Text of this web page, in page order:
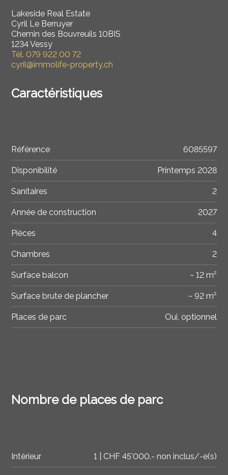
Lakeside Real Estate
Cyril Le Berruyer
Chemin des Bouvreuils 10BIS
1234 Vessy
Tél.079 922 00 72
cyril@immolife-property.ch
Caractéristiques
Référence 6085597
Disponibilité Printemps 2028
Sanitaires 2
Année de construction 2027
Pièces 4
Chambres 2
Surface balcon ~ 12 m²
Surface brute de plancher ~ 92 m²
Places de parc Oui, optionnel
Nombre de places de parc
Intérieur 1 | CHF 45'000.- non inclus/-e(s)